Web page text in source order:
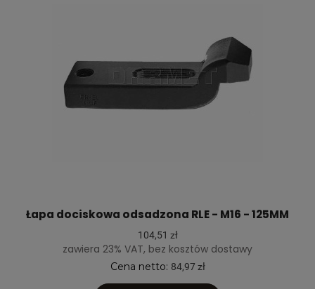
Łapa dociskowa odsadzona RLE - M16 - 125MM
104,51 zł
zawiera 23% VAT, bez kosztów dostawy
Cena netto: 84,97 zł